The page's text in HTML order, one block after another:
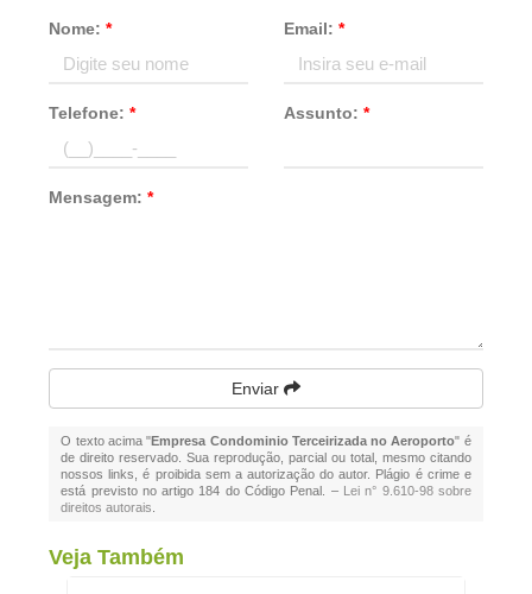
Nome:* Email: *
Telefone:* Assunto: *
Mensagem:*
Enviar
O texto acima "Empresa Condominio Terceirizada no Aeroporto" é
de direito reservado. Sua reprodução, parcial ou total, mesmo citando
nossos links, é proibida sem a autorização do autor. Plágio é crime e
está previsto no artigo 184 do Código Penal. – Lei n° 9.610-98 sobre
direitos autorais
Veja Também